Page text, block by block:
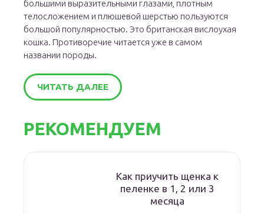
большими выразительными глазами, плотным
телосложением и плюшевой шерстью пользуются
большой популярностью. Это британская вислоухая
кошка. Противоречие читается уже в самом
названии породы.
ЧИТАТЬ ДАЛЕЕ
РЕКОМЕНДУЕМ
Как приучить щенка к
пеленке в 1, 2 или 3
месяца